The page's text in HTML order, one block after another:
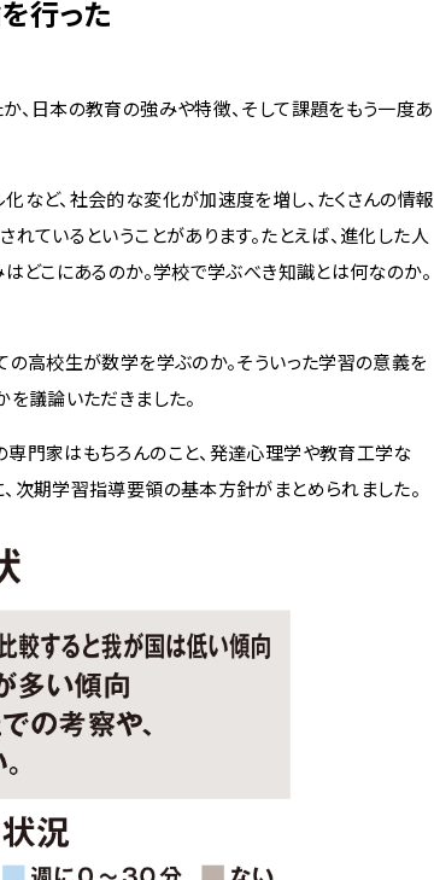
行った
、日本の教育の強みや特徴、そして課題をもう一度あ
など、社会的な変化が加速度を増し、たくさんの情報
ているということがあります。たとえば、進化した人
どこにあるのか。学校で学ぶべき知識とは何なのか。
高校生が数学を学ぶのか。そういった学習の意義を
議論いただきました。
門家はもちろんのこと、発達心理学や教育工学な
次期学習指導要領の基本方針がまとめられました。